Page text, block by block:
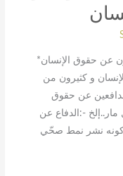
عن حقوق الإنسان*
و كثيرون من
عن حقوق
-:الدفاع عن
نشر نمط صحّي